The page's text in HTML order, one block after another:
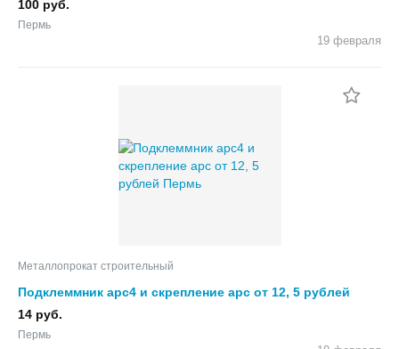
100 руб.
Пермь
19 февраля
Металлопрокат строительный
Подклеммник арс4 и скрепление арс от 12, 5 рублей
14 руб.
Пермь